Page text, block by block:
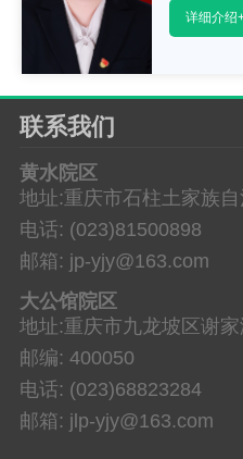
详细介绍
联系我们
黄水院区
地址:重庆市石柱土家族
电话: (023)81500898
邮箱: jp-yjy@163.com
大公馆院区
地址:重庆市九龙坡区谢
邮编: 400050
电话: (023)68823284
邮箱: jlp-yjy@163.com